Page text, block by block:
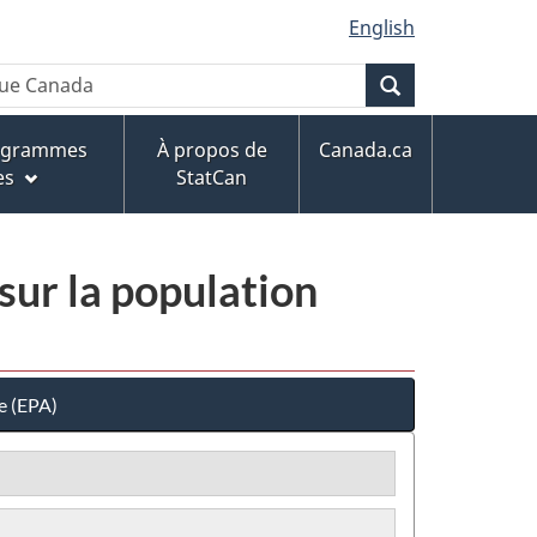
English
À propos de
StatCan
Canada.ca
la population
(EPA)